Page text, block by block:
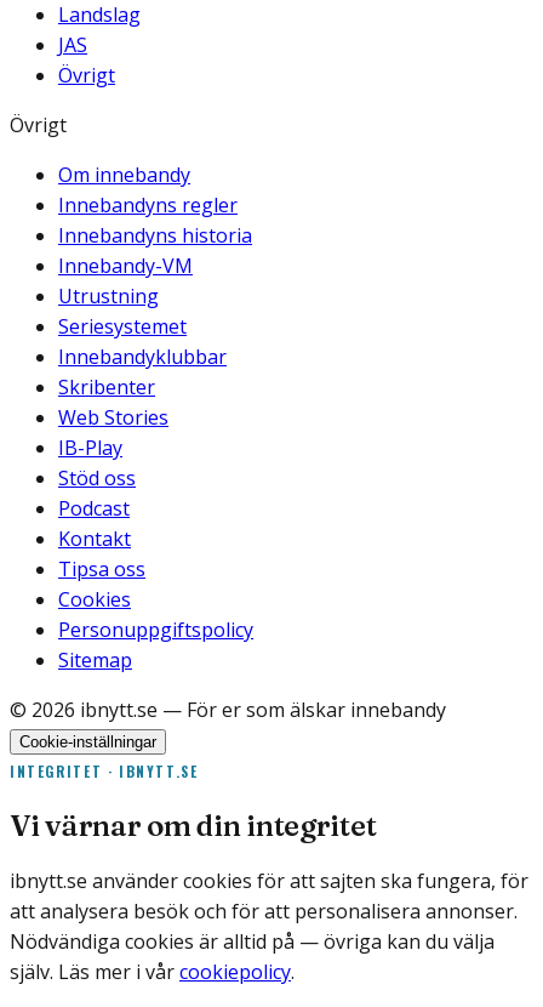
Landslag
JAS
Övrigt
Övrigt
Om innebandy
Innebandyns regler
Innebandyns historia
Innebandy-VM
Utrustning
Seriesystemet
Innebandyklubbar
Skribenter
Web Stories
IB-Play
Stöd oss
Podcast
Kontakt
Tipsa oss
Cookies
Personuppgiftspolicy
Sitemap
© 2026 ibnytt.se — För er som älskar innebandy
Cookie-inställningar
INTEGRITET · IBNYTT.SE
Vi värnar om din integritet
ibnytt.se använder cookies för att sajten ska fungera, för
att analysera besök och för att personalisera annonser.
Nödvändiga cookies är alltid på — övriga kan du välja
själv. Läs mer i vårcookiepolicy.